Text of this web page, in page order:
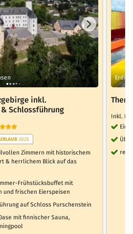
inkl.
Schlossführung
2025
Zimmern mit historischem
& herrlichem Blick auf das
Frühstücksbuffet mit
und frischen Eierspeisen
auf Schloss Purschenstein
mit finnischer Sauna,
Erding
Inkl.